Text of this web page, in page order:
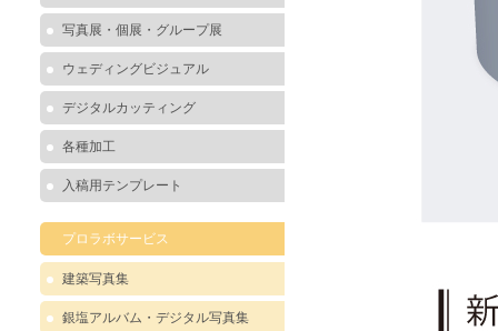
写真展・個展・グループ展
ウェディングビジュアル
デジタルカッティング
各種加工
入稿用テンプレート
プロラボサービス
建築写真集
銀塩アルバム・デジタル写真集